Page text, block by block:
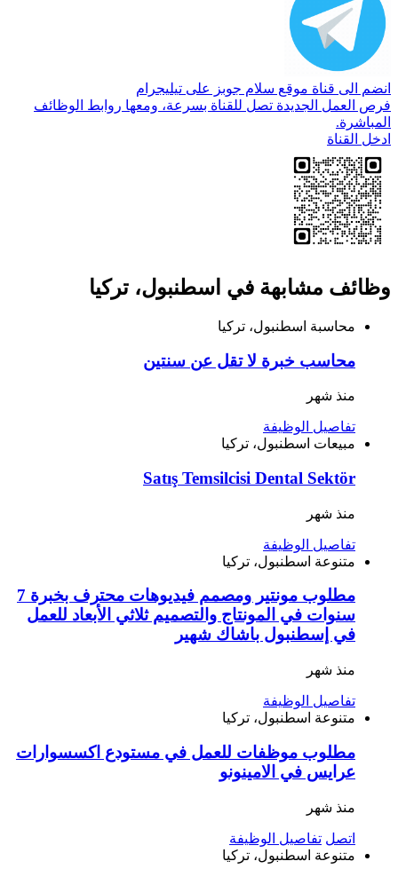
انضم الى قناة موقع سلام جوبز على تيليجرام
فرص العمل الجديدة تصل للقناة بسرعة، ومعها روابط الوظائف
المباشرة.
ادخل القناة
وظائف مشابهة في اسطنبول، تركيا
محاسبة اسطنبول، تركيا
محاسب خبرة لا تقل عن سنتين
منذ شهر
تفاصيل الوظيفة
مبيعات اسطنبول، تركيا
Satış Temsilcisi Dental Sektör
منذ شهر
تفاصيل الوظيفة
متنوعة اسطنبول، تركيا
مطلوب مونتير ومصمم فيديوهات محترف بخبرة 7
سنوات في المونتاج والتصميم ثلاثي الأبعاد للعمل
في إسطنبول باشاك شهير
منذ شهر
تفاصيل الوظيفة
متنوعة اسطنبول، تركيا
مطلوب موظفات للعمل في مستودع اكسسوارات
عرايس في الامينونو
منذ شهر
اتصل تفاصيل الوظيفة
متنوعة اسطنبول، تركيا